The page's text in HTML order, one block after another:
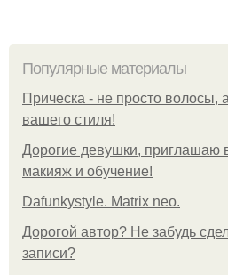
Популярные материалы
Прическа - не просто
вашего стиля!
Дорогие девушки, приглашаю
макияж и обучение!
Dafunkystyle. Matrix neo.
Дорогой автор? Не забудь
записи?